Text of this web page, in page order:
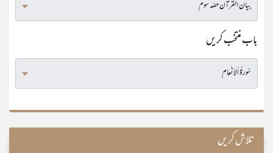
باب منتخب کریں
تلاش کریں